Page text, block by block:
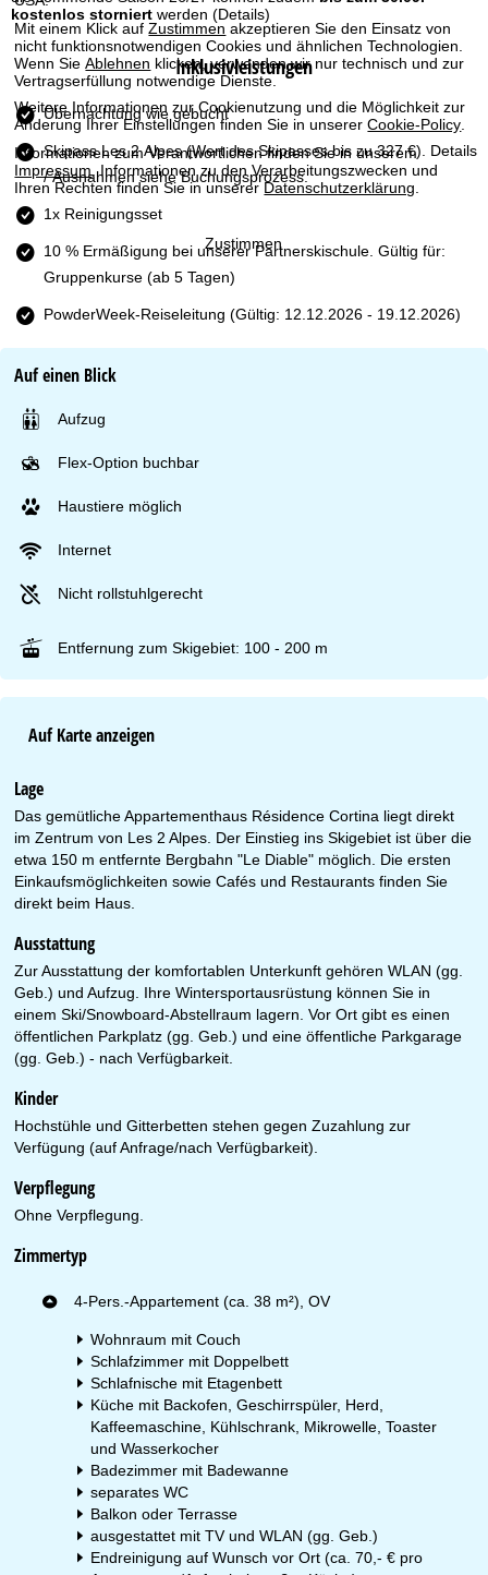
Mit einem Klick aufZustimmen akzeptieren Sie den Einsatz von
nicht funktionsnotwendigen Cookies und ähnlichen Technologien.
Wenn SieAblehnen klicken, verwenden wir nur technisch und zur
Vertragserfüllung notwendige Dienste.
Weitere Informationen zur Cookienutzung und die Möglichkeit zur
Änderung Ihrer Einstellungen finden Sie in unsererCookie-Policy.
Informationen zum Verantwortlichen finden Sie in unserem
Impressum. Informationen zu den Verarbeitungszwecken und
Ihren Rechten finden Sie in unsererDatenschutzerklärung.
Zustimmen
i
t
e
kostenlos storniert werden (Details)
Inklusivleistungen
Übernachtung wie gebucht
Skipass Les 2 Alpes(Wert des Skipasses bis zu 327 €). Details
/ Ausnahmen siehe Buchungsprozess.
1x Reinigungsset
10 % Ermäßigung bei unserer Partnerskischule. Gültig für:
Gruppenkurse (ab 5 Tagen)
PowderWeek-Reiseleitung (Gültig: 12.12.2026 - 19.12.2026)
Auf einen Blick
Aufzug
Flex-Option buchbar
Haustiere möglich
Internet
Nicht rollstuhlgerecht
Entfernung zum Skigebiet: 100 - 200 m
Auf Karte anzeigen
Lage
Das gemütliche Appartementhaus Résidence Cortina liegt direkt
im Zentrum von Les 2 Alpes. Der Einstieg ins Skigebiet ist über die
etwa 150 m entfernte Bergbahn "Le Diable" möglich. Die ersten
Einkaufsmöglichkeiten sowie Cafés und Restaurants finden Sie
direkt beim Haus.
Ausstattung
Zur Ausstattung der komfortablen Unterkunft gehören WLAN (gg.
Geb.) und Aufzug. Ihre Wintersportausrüstung können Sie in
einem Ski/Snowboard-Abstellraum lagern. Vor Ort gibt es einen
öffentlichen Parkplatz (gg. Geb.) und eine öffentliche Parkgarage
(gg. Geb.) - nach Verfügbarkeit.
Kinder
Hochstühle und Gitterbetten stehen gegen Zuzahlung zur
Verfügung (auf Anfrage/nach Verfügbarkeit).
Verpflegung
Ohne Verpflegung.
Zimmertyp
4-Pers.-Appartement (ca. 38 m²), OV
Wohnraum mit Couch
Schlafzimmer mit Doppelbett
Schlafnische mit Etagenbett
Küche mit Backofen, Geschirrspüler, Herd,
Kaffeemaschine, Kühlschrank, Mikrowelle, Toaster
und Wasserkocher
Badezimmer mit Badewanne
separates WC
Balkon oder Terrasse
ausgestattet mit TV und WLAN (gg. Geb.)
Endreinigung auf Wunsch vor Ort (ca. 70,- € pro